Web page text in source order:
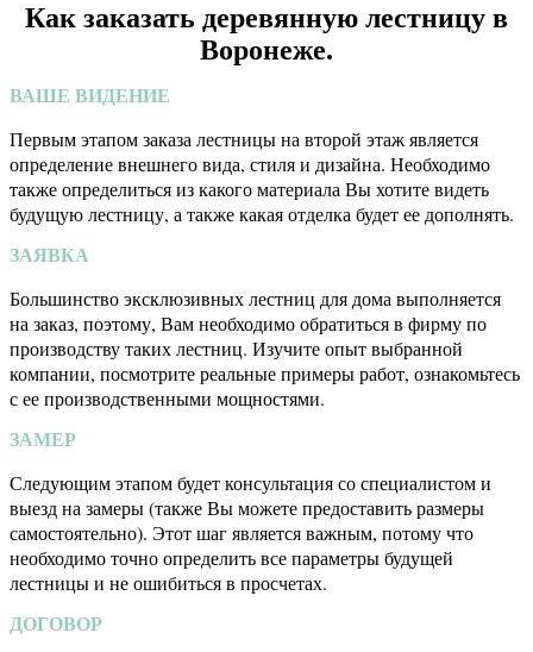
Как заказать деревянную лестницу в
Воронеже.
ВАШЕ ВИДЕНИЕ
Первым этапом заказа лестницы на второй этаж является
определение внешнего вида, стиля и дизайна. Необходимо
также определиться из какого материала Вы хотите видеть
будущую лестницу, а также какая отделка будет ее дополнять.
ЗАЯВКА
Большинство эксклюзивных лестниц для дома выполняется
на заказ, поэтому, Вам необходимо обратиться в фирму по
производству таких лестниц. Изучите опыт выбранной
компании, посмотрите реальные примеры работ, ознакомьтесь
с ее производственными мощностями.
ЗАМЕР
Следующим этапом будет консультация со специалистом и
выезд на замеры (также Вы можете предоставить размеры
самостоятельно). Этот шаг является важным, потому что
необходимо точно определить все параметры будущей
лестницы и не ошибиться в просчетах.
ДОГОВОР